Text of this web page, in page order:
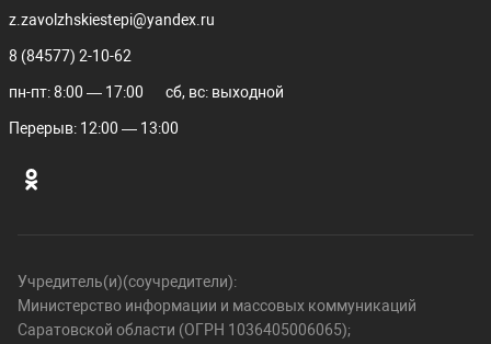
z.zavolzhskiestepi@yandex.ru
8 (84577) 2-10-62
пн-пт: 8:00 — 17:00 сб, вс: выходной
Перерыв: 12:00 — 13:00
Учредитель(и)(соучредители):
Министерство информации и массовых коммуникаций
Саратовской области (ОГРН 1036405006065);